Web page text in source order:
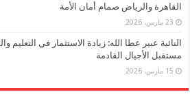
القاهرة والرياض صمام أمان الأمة
23 مارس، 2026
النائبة عبير عطا الله: زيادة الاستثمار في
مستقبل الأجيال القادمة
15 مارس، 2026